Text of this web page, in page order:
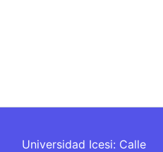
Universidad Icesi: Calle